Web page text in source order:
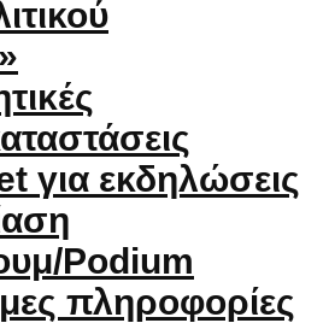
για εκδηλώσεις
Podium
πληροφορίες